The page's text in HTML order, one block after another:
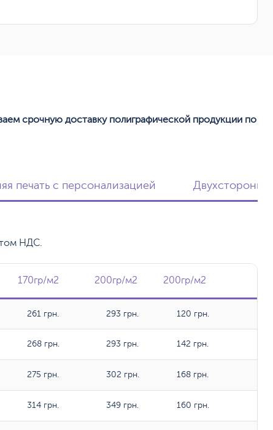
срочную доставку полиграфической продукции по
печать с персонализацией
НДС.
170гр/м2 200гр/м2 200гр/м2
170гр/м2 200гр/м2 200гр/м2
261 грн. 293 грн. 120 грн.
268 грн. 293 грн. 142 грн.
275 грн. 302 грн. 168 грн.
314 грн. 349 грн. 160 грн.